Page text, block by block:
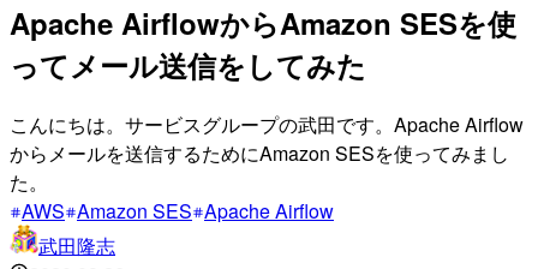
Apache AirflowからAmazon SESを使
ってメール送信をしてみた
こんにちは。サービスグループの武田です。Apache Airflow
からメールを送信するためにAmazon SESを使ってみまし
た。
AWS Amazon SES Apache Airflow
武田隆志